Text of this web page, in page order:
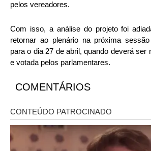
pelos vereadores.
Com isso, a análise do projeto foi
retornar ao plenário na próxima
para o dia 27 de abril, quando deverá ser
e votada pelos parlamentares.
COMENTÁRIOS